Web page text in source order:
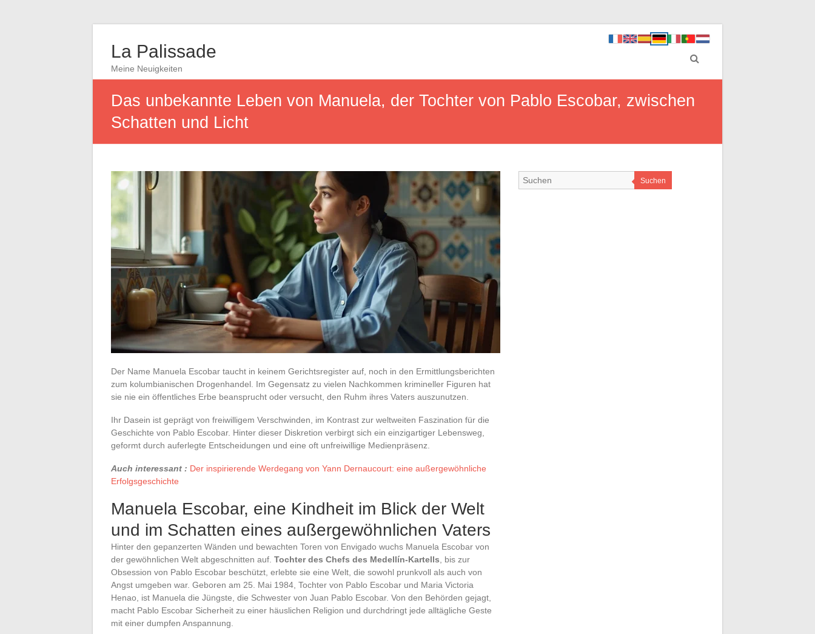
La Palissade
Meine Neuigkeiten
Das unbekannte Leben von Manuela, der Tochter von Pablo Escobar, zwischen
Schatten und Licht
Der Name Manuela Escobar taucht in keinem Gerichtsregister auf, noch in den Ermittlungsberichten
zum kolumbianischen Drogenhandel. Im Gegensatz zu vielen Nachkommen krimineller Figuren hat
sie nie ein öffentliches Erbe beansprucht oder versucht, den Ruhm ihres Vaters auszunutzen.
Ihr Dasein ist geprägt von freiwilligem Verschwinden, im Kontrast zur weltweiten Faszination für die
Geschichte von Pablo Escobar. Hinter dieser Diskretion verbirgt sich ein einzigartiger Lebensweg,
geformt durch auferlegte Entscheidungen und eine oft unfreiwillige Medienpräsenz.
Auch interessant : Der inspirierende Werdegang von Yann Dernaucourt: eine außergewöhnliche
Erfolgsgeschichte
Manuela Escobar, eine Kindheit im Blick der Welt
und im Schatten eines außergewöhnlichen Vaters
Hinter den gepanzerten Wänden und bewachten Toren von Envigado wuchs Manuela Escobar von
der gewöhnlichen Welt abgeschnitten auf. Tochter des Chefs des Medellín-Kartells , bis zur
Obsession von Pablo Escobar beschützt, erlebte sie eine Welt, die sowohl prunkvoll als auch von
Angst umgeben war. Geboren am 25. Mai 1984, Tochter von Pablo Escobar und Maria Victoria
Henao, ist Manuela die Jüngste, die Schwester von Juan Pablo Escobar. Von den Behörden gejagt,
macht Pablo Escobar Sicherheit zu einer häuslichen Religion und durchdringt jede alltägliche Geste
mit einer dumpfen Anspannung.
Suchen